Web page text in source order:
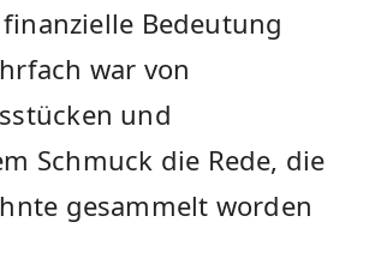
Bedeutung
war von
und
Schmuck die Rede, die
gesammelt worden